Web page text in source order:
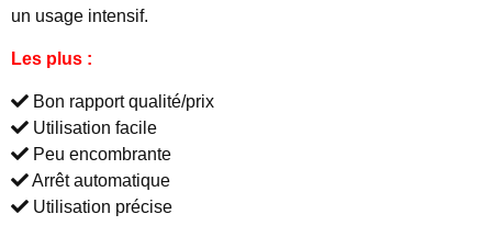
un usage intensif.
Les plus :
Bon rapport qualité/prix
Utilisation facile
Peu encombrante
Arrêt automatique
Utilisation précise